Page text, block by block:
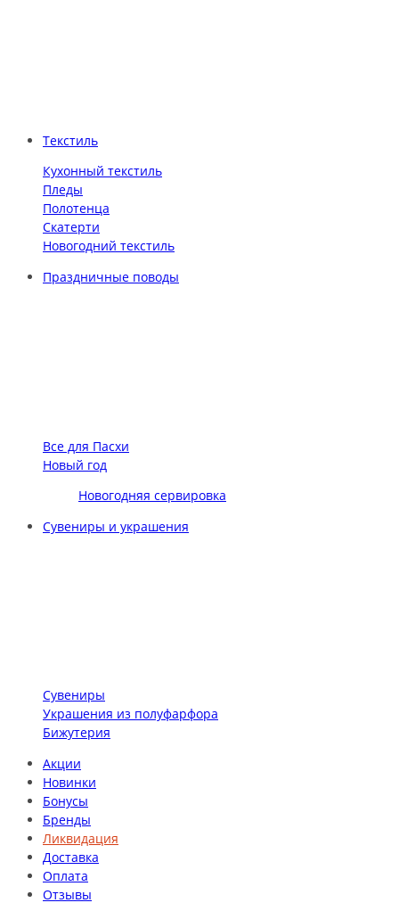
Текстиль
Кухонный текстиль
Пледы
Полотенца
Скатерти
Новогодний текстиль
Праздничные поводы
Все для Пасхи
Новый год
Новогодняя сервировка
Сувениры и украшения
Сувениры
Украшения из полуфарфора
Бижутерия
Акции
Новинки
Бонусы
Бренды
Ликвидация
Доставка
Оплата
Отзывы